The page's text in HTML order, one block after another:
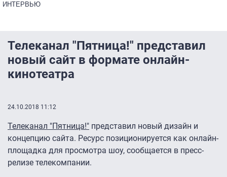
ИНТЕРВЬЮ
Телеканал "Пятница!" представил
новый сайт в формате онлайн-
кинотеатра
24.10.2018 11:12
Телеканал "Пятница!" представил новый дизайн и
концепцию сайта. Ресурс позиционируется как онлайн-
площадка для просмотра шоу, сообщается в пресс-
релизе телекомпании.